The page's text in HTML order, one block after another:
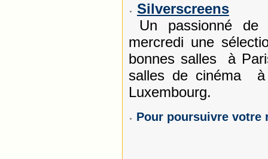
Silverscreens
Un passionné de
mercredi une
bonnes salles à
salles de cinéma à
Luxembourg.
Pour poursuivre votre